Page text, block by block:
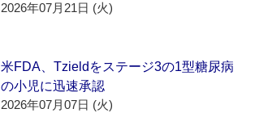
2026年07月21日 (火)
米FDA、Tzieldをステージ3の1型糖尿病
の小児に迅速承認
2026年07月07日 (火)